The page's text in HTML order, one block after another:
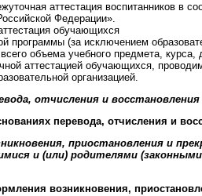
аттестация воспитанников в
Федерации».
обучающихся
программы (за исключением
объема учебного предмета,
аттестацией обучающихся,
организацией.
отчисления и
перевода, отчисления и
приостановления и
и (или) родителями
возникновения,